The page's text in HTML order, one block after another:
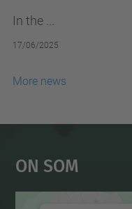
In the ...
17/06/2025
More news
On Som